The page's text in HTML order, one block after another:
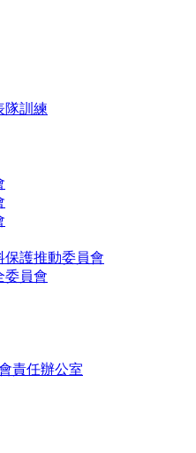
隊訓練
保護推動委員會
委員會
責任辦公室